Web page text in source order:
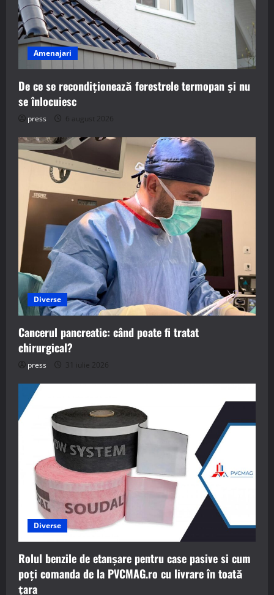
Amenajari
De ce se recondiționează ferestrele termopan și nu
se înlocuiesc
press 6 august 2026
Diverse
Cancerul pancreatic: când poate fi tratat
chirurgical?
press 31 iulie 2026
Diverse
Rolul benzile de etanșare pentru case pasive si cum
poți comanda de la PVCMAG.ro cu livrare în toată
țara